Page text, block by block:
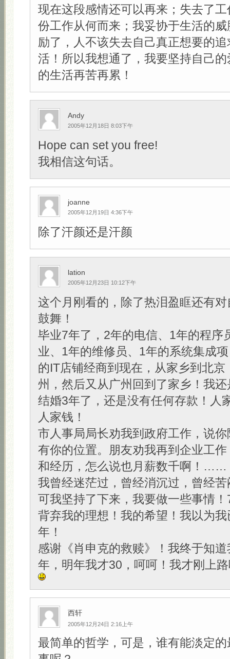
现在这段感情还可以再来；失去了
份工作从何而来；我妥协于生活的
励了，人不该失去自己真正想要的
活！所以我想通了，我要坚持自己
的生活再苦再累！
Andy
2005年12月18日 8:03下午
Hope can set you free!
我相信这句话。
joanne
2005年12月19日 4:36下午
除了汗颜还是汗颜
lation
2005年12月23日 10:12下午
这个月刚看的，除了热泪盈眶还有
鼓舞！
毕业7年了，2年的电信、1年的程序
业、1年的维修员、1年的系统集成
的IT店铺经商到现在，从家乡到北京
州，然后又从广州回到了家乡！我
结婚3年了，还是没有任何存款！人
人家钱！
市人事局局长劝我到政府工作，说
有你的位置。朋友劝我再到企业工
和经历，怎么说也月薪数千啊！……
我曾经迷茫过，曾经消沉过，曾经
可我坚持了下来，我要做一些事情
背弃我的理想！我的希望！我以为
年！
感谢《肖申克的救赎》！我终于知
年，明年我才30，呵呵！我才刚上
西轩
2005年12月24日 2:16上午
最简单的哲学，可是，谁有能淡定